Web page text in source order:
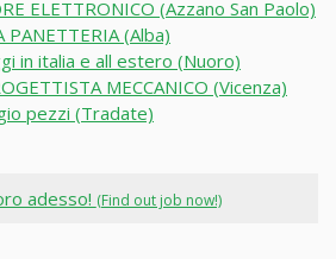
ELETTRONICO (Azzano San Paolo)
PANETTERIA (Alba)
in italia e all estero (Nuoro)
MECCANICO (Vicenza)
pezzi (Tradate)
adesso! (Find out job now!)